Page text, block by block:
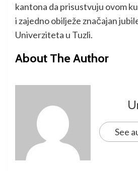
kantona da prisustvuju ovom
i zajedno obilježe značajan
Univerziteta u Tuzli.
About The Author
See